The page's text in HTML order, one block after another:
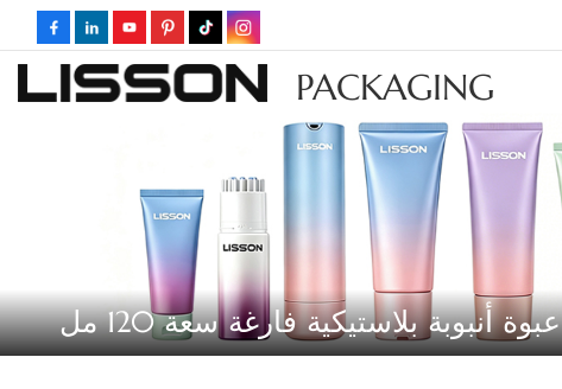
PACKAGING
عبوة أنبوبة بلاستيكية فارغة سعة 120 مل